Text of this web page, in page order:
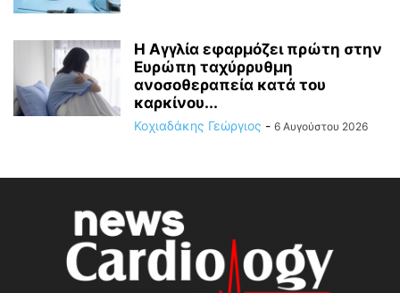
Η Αγγλία εφαρμόζει πρώτη στην
Ευρώπη ταχύρρυθμη
ανοσοθεραπεία κατά του
καρκίνου...
Κοχιαδάκης Γεώργιος - 6 Αυγούστου 2026